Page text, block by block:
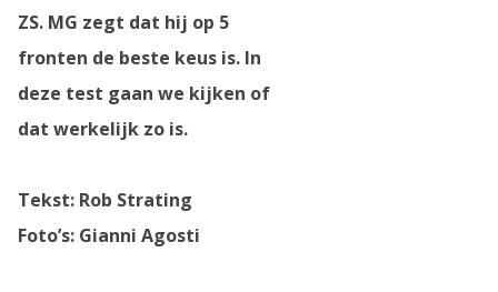
ZS. MG zegt dat hij op 5
fronten de beste keus is. In
deze test gaan we kijken of
dat werkelijk zo is.
Tekst: Rob Strating
Foto’s: Gianni Agosti